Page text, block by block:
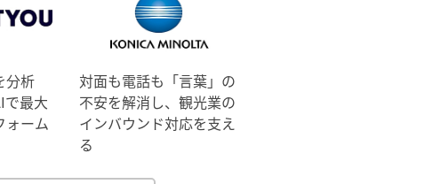
分析
で最大
ォーム
対面も電話も「言葉」の
不安を解消し、観光業の
インバウンド対応を支え
る